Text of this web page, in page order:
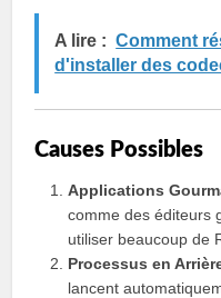
A lire : Comment
d'installer des
Causes Possibles
Applications
comme des éditeurs
utiliser beaucoup de
Processus en
lancent